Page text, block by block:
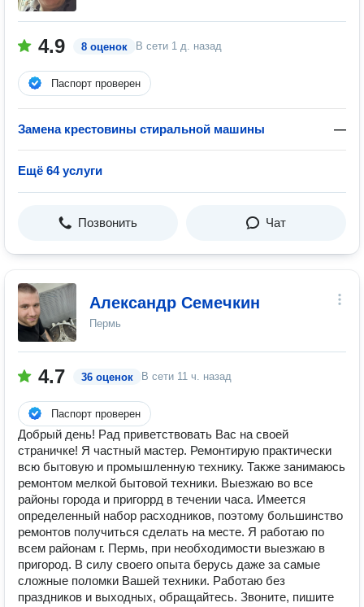
4.9 8 оценок В сети 1 д. назад
Паспорт проверен
Замена крестовины стиральной машины —
Ещё 64 услуги
Позвонить Чат
Александр Семечкин
Пермь
4.7 36 оценок В сети 11 ч. назад
Паспорт проверен
Добрый день! Рад приветствовать Вас на своей
страничке! Я частный мастер. Ремонтирую практически
всю бытовую и промышленную технику. Также занимаюсь
ремонтом мелкой бытовой техники. Выезжаю во все
районы города и пригоррд в течении часа. Имеется
определенный набор расходников, поэтому большинство
ремонтов получиться сделать на месте. Я работаю по
всем районам г. Пермь, при необходимости выезжаю в
пригород. В силу своего опыта берусь даже за самые
сложные поломки Вашей техники. Работаю без
праздников и выходных, обращайтесь. Звоните, пишите